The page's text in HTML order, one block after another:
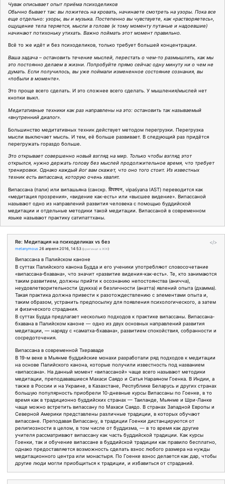
Чувак описывает опыт приёма психоделиков
Обычно бывает так: вы ложитесь на кровать, начинаете смотреть на узоры. Пока все
еще отдельно: узоры, вы и музыка. Постепенно вы чувствуете, как «растворяетесь»,
ощущение тела теряется, мысли в голове (к тому моменту путаные и надоевшие)
начинают потихоньку утихать. Важно поймать этот момент правильно.
Всё то же идёт и без психоделиков, только требует большей концентрации.
Ваша задача – остановить течение мыслей, перестать о чем-то размышлять, как мы
это постоянно делаем в жизни. Попробуйте прямо сейчас одну минуту ни о чем не
думать. Если получилось, вы уже поймали измененное состояние сознания, вы
«побыли в моменте».
Это проще всего сделать. И это сложнее всего сделать. У мышления/мыслей нет
кнопки выкл.
Медитативные техники как раз направлены на это: остановить так называемый
«внутренний диалог».
Большинство медитативных техник действует методом перегрузки. Перегрузка
мысли выключает мысль. И тем, её больше развивает. В следующий раз придётся
перегружать гораздо больше.
Это открывает совершенно новый взгляд на мир. Только чтобы взгляд этот
открылся, нужно держать голову без мыслей продолжительное время, что требует
тренировки. Однако каждый йог вам скажет, что оно того стоит. Из известных
техник есть випассана, которую очень хвалят.
Випассана (пали) или випашьяна (санскр. विपश्यन, vipaśyana IAST) переводится как
«медитация прозрения», «видение как-есть» или «высшее видение». Випассаной
называют одно из направлений развития человека с помощью буддийской
медитации и отдельные методики такой медитации. Випассаной в современном
языке называют практику сатипаттханы.
</>
Re: Медитация на психоделиках vs без
metanymous 26 апреля 2016, 14:53 (оригинал в ЖЖ)
Випассана в Палийском каноне
В суттах Палийского канона Будда и его ученики употребляют словосочетание
«випассана-бхавана», что значит «развитие видения-как-есть». Те, кто занимаются
таким развитием, должны прийти к осознанию непостоянства (аничча),
неудовлетворительности (дуккха) и безличности (анатта) явлений опыта (дхамма).
Такая практика должна привести к разотождествлению с элементами опыта и,
таким образом, устранить предпосылку для появления психологического, а затем
и физического страдания.
В суттах Будда предлагает несколько подходов к практике випассаны. Випассана-
бхавана в Палийском каноне — одно из двух основных направлений развития
медитации, — наряду с «саматха-бхавана», развитием спокойствия, собранности и
сосредоточения.
Випассана в современной Тхераваде
В 19-м веке в Мьянме буддийские монахи разработали ряд подходов к медитации
на основе Палийского канона, которые получили известность под названием
«випассана». На данный момент «випассаной» чаще всего называют методики
медитации, преподававшиеся Махаси Саядо и Сатья Нараяном Гоенка. В Индии, а
также в России и на Украине, в Казахстане, Республике Беларусь и других странах
большую популярность приобрели 10-дневные курсы Випассаны по Гоенке, в то
время как в традиционно буддийских странах — Таиланде, Мьянме и Шри-Ланке
чаще можно встретить випассану по Махаси Саядо. В странах Западной Европы и
Северной Америки представлены различные традиции, в которых обучают
випассане. Преподавая Випассану, в традиции Гоенки дистанцируются от
религиозности в целом, в том числе от буддизма, — в то время как другие
учителя рассматривают випассану как часть буддийской традиции. Как курсы
Гоенки, так и обучение випассане в буддийской традиции как правило бесплатно,
однако предоставляется возможность сделать взнос любого размера на нужды
медитационного центра или монастыря. По Гоенке взнос делается как дар, чтобы
другие люди могли приобщиться к традиции, и избавиться от страданий.